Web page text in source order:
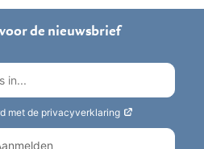
de nieuwsbrief
met de privacyverklaring